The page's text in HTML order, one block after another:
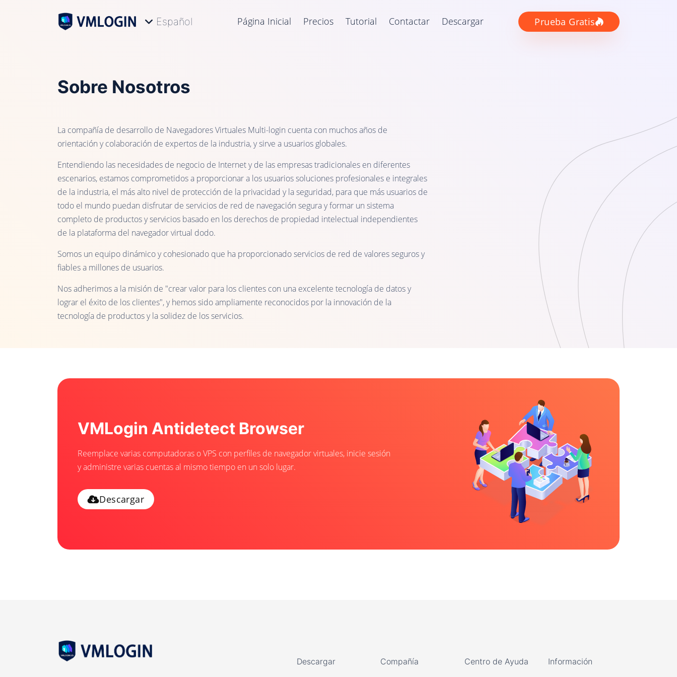
Español Página Inicial Precios Tutorial Contactar Descargar Prueba Gratis
Sobre Nosotros
La compañía de desarrollo de Navegadores Virtuales Multi-login cuenta con muchos años de
orientación y colaboración de expertos de la industria, y sirve a usuarios globales.
Entendiendo las necesidades de negocio de Internet y de las empresas tradicionales en diferentes
escenarios, estamos comprometidos a proporcionar a los usuarios soluciones profesionales e integrales
de la industria, el más alto nivel de protección de la privacidad y la seguridad, para que más usuarios de
todo el mundo puedan disfrutar de servicios de red de navegación segura y formar un sistema
completo de productos y servicios basado en los derechos de propiedad intelectual independientes
de la plataforma del navegador virtual dodo.
Somos un equipo dinámico y cohesionado que ha proporcionado servicios de red de valores seguros y
fiables a millones de usuarios.
Nos adherimos a la misión de "crear valor para los clientes con una excelente tecnología de datos y
lograr el éxito de los clientes", y hemos sido ampliamente reconocidos por la innovación de la
tecnología de productos y la solidez de los servicios.
VMLogin Antidetect Browser
Reemplace varias computadoras o VPS con perfiles de navegador virtuales, inicie sesión
y administre varias cuentas al mismo tiempo en un solo lugar.
Descargar
Descargar Compañía Centro de Ayuda Información